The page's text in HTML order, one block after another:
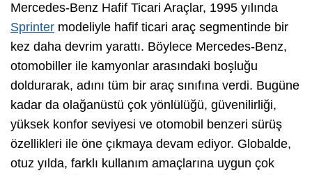
Mercedes-Benz Hafif Ticari Araçlar, 1995 yılında
Sprinter modeliyle hafif ticari araç segmentinde bir
kez daha devrim yarattı. Böylece Mercedes-Benz,
otomobiller ile kamyonlar arasındaki boşluğu
doldurarak, adını tüm bir araç sınıfına verdi. Bugüne
kadar da olağanüstü çok yönlülüğü, güvenilirliği,
yüksek konfor seviyesi ve otomobil benzeri sürüş
özellikleri ile öne çıkmaya devam ediyor. Globalde,
otuz yılda, farklı kullanım amaçlarına uygun çok